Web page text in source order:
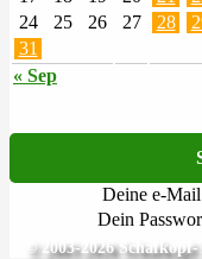
« Sep
24
25 26 27 28
31
Deine e-
Dein
© 2003-2026